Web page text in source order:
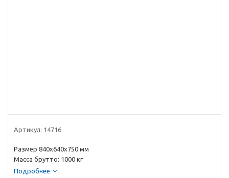
Артикул: 14716
Размер 840х640х750 мм
Масса брутто: 1000 кг
Подробнее